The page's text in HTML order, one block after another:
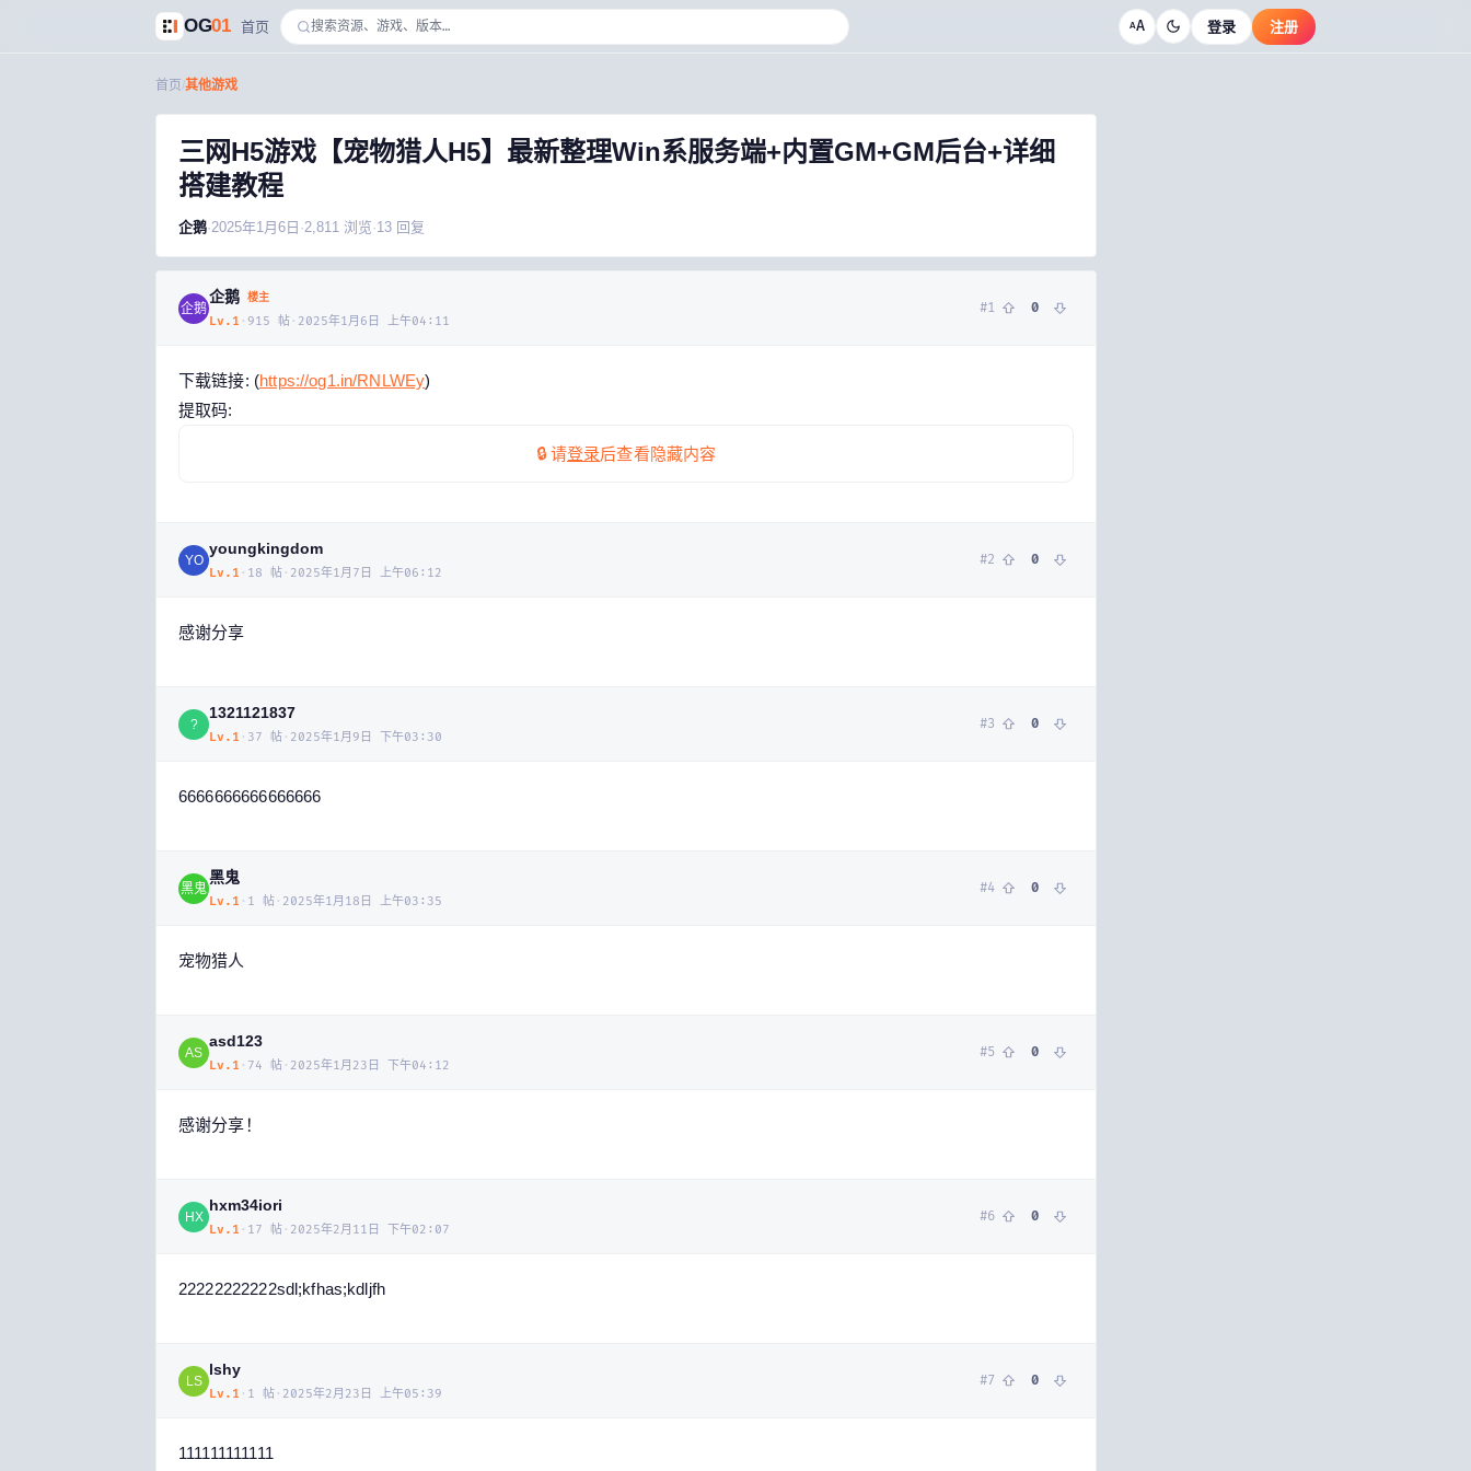
OG01 首页 AA 登录 注册
首页 其他游戏
三网H5游戏【宠物猎人H5】最新整理Win系服务端+内置GM+GM后台+详细
搭建教程
企鹅·2025年1月6日 ·2,811 浏览·13 回复
企鹅
企鹅 楼主
Lv. 1 · 915 帖 · 2025年1月6日 上午04:11
#1 0
下载链接: (https://og1.in/RNLWEy)
提取码:
🔒 请登录后查看隐藏内容
YO
youngkingdom
Lv. 1 · 18 帖 · 2025年1月7日 上午06:12
#2 0
感谢分享
?
1321121837
Lv. 1 · 37 帖 · 2025年1月9日 下午03:30
#3 0
6666666666666666
黑鬼
黑鬼
Lv. 1 · 1 帖 · 2025年1月18日 上午03:35
#4 0
宠物猎人
AS
asd123
Lv. 1 · 74 帖 · 2025年1月23日 下午04:12
#5 0
感谢分享！
HX
hxm34iori
Lv. 1 · 17 帖 · 2025年2月11日 下午02:07
#6 0
22222222222sdl;kfhas;kdljfh
LS
lshy
Lv. 1 · 1 帖 · 2025年2月23日 上午05:39
#7 0
111111111111